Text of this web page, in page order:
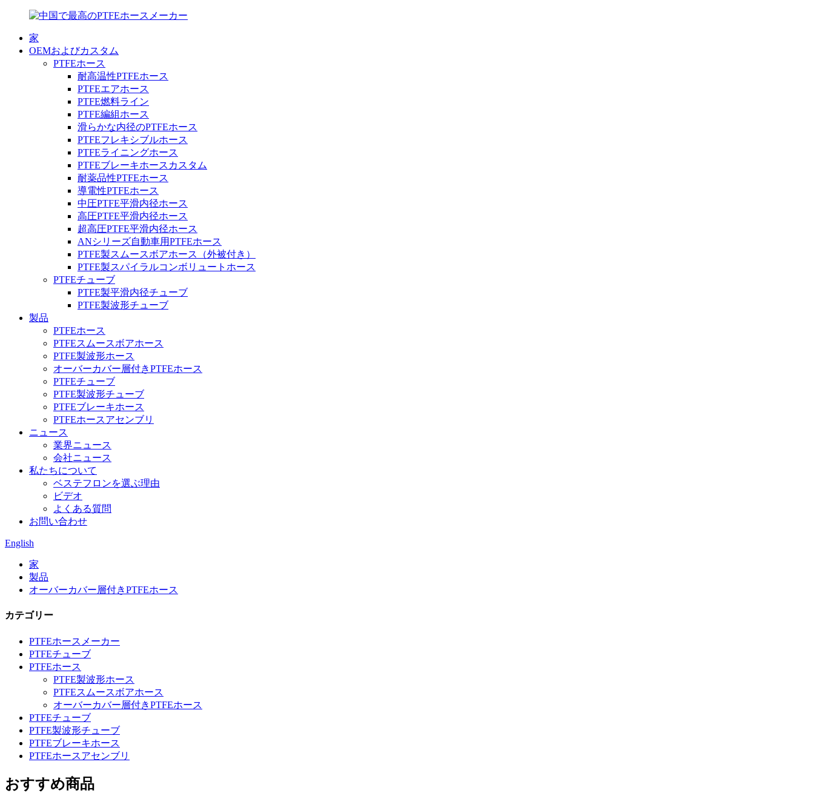
家
OEMおよびカスタム
PTFEホース
耐高温性PTFEホース
PTFEエアホース
PTFE燃料ライン
PTFE編組ホース
滑らかな内径のPTFEホース
PTFEフレキシブルホース
PTFEライニングホース
PTFEブレーキホースカスタム
耐薬品性PTFEホース
導電性PTFEホース
中圧PTFE平滑内径ホース
高圧PTFE平滑内径ホース
超高圧PTFE平滑内径ホース
ANシリーズ自動車用PTFEホース
PTFE製スムースボアホース（外被付き）
PTFE製スパイラルコンボリュートホース
PTFEチューブ
PTFE製平滑内径チューブ
PTFE製波形チューブ
製品
PTFEホース
PTFEスムースボアホース
PTFE製波形ホース
オーバーカバー層付きPTFEホース
PTFEチューブ
PTFE製波形チューブ
PTFEブレーキホース
PTFEホースアセンブリ
ニュース
業界ニュース
会社ニュース
私たちについて
ベステフロンを選ぶ理由
ビデオ
よくある質問
お問い合わせ
English
家
製品
オーバーカバー層付きPTFEホース
カテゴリー
PTFEホースメーカー
PTFEチューブ
PTFEホース
PTFE製波形ホース
PTFEスムースボアホース
オーバーカバー層付きPTFEホース
PTFEチューブ
PTFE製波形チューブ
PTFEブレーキホース
PTFEホースアセンブリ
おすすめ商品